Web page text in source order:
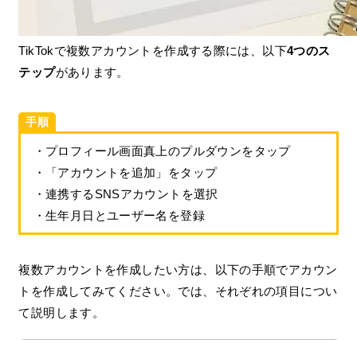
TikTokで複数アカウントを作成する際には、以下4つのス
テップがあります。
手順
・プロフィール画面真上のプルダウンをタップ
・「アカウントを追加」をタップ
・連携するSNSアカウントを選択
・生年月日とユーザー名を登録
複数アカウントを作成したい方は、以下の手順でアカウン
トを作成してみてください。では、それぞれの項目につい
て説明します。